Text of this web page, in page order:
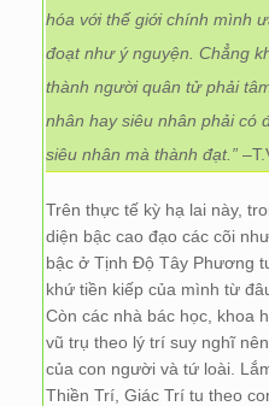
hóa với thế giới chính mình
đoạt như ý nguyện. Chẳng
thành người quân tử phải
nhân hay siêu nhân phải có
siêu nhân mà thành đạt.”
Trên thực tế kỳ hạ lai này,
diện bậc cao đạo các cõi
bậc ở Tịnh Độ Tây Phương
khứ tiền kiếp của mình từ
Còn các nhà bác học, khoa
vũ trụ theo lý trí suy nghĩ
của con người và tứ loài.
Thiền Trí, Giác Trí tu theo